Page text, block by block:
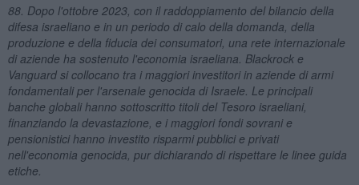
88. Dopo l'ottobre 2023, con il raddoppiamento del bilancio della
difesa israeliano e in un periodo di calo della domanda, della
produzione e della fiducia dei consumatori, una rete internazionale
di aziende ha sostenuto l'economia israeliana. Blackrock e
Vanguard si collocano tra i maggiori investitori in aziende di armi
fondamentali per l'arsenale genocida di Israele. Le principali
banche globali hanno sottoscritto titoli del Tesoro israeliani,
finanziando la devastazione, e i maggiori fondi sovrani e
pensionistici hanno investito risparmi pubblici e privati
nell'economia genocida, pur dichiarando di rispettare le linee guida
etiche.